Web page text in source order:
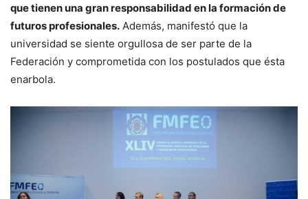
que tienen una gran responsabilidad en la formación de
futuros profesionales. Además, manifestó que la
universidad se siente orgullosa de ser parte de la
Federación y comprometida con los postulados que ésta
enarbola.